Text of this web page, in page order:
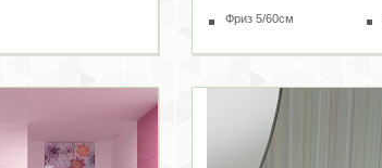
Фриз 5/60см